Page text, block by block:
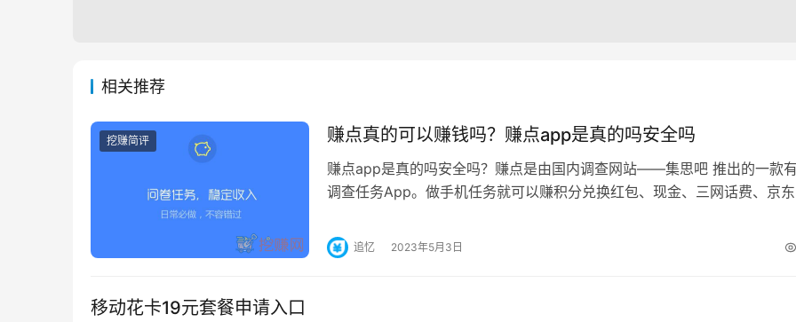
相关推荐
挖赚简评 赚点真的可以赚钱吗？赚点app是真的吗安全吗
赚点app是真的吗安全吗？赚点是由国内调查网站——集思吧 推出的一款
调查任务App。做手机任务就可以赚积分兑换红包、现金、三网话费、京
追忆 2023年5月3日
移动花卡19元套餐申请入口